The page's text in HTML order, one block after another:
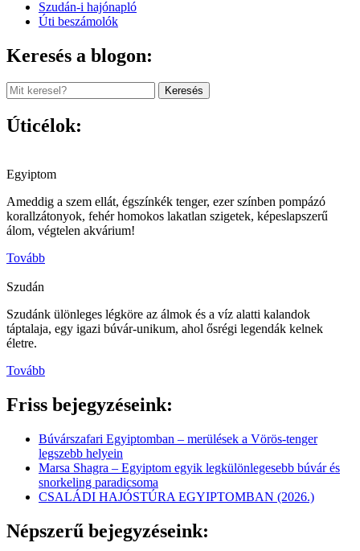
Szudán-i hajónapló
Úti beszámolók
Keresés a blogon:
Keresés
Úticélok:
Egyiptom
Ameddig a szem ellát, égszínkék tenger, ezer színben pompázó
korallzátonyok, fehér homokos lakatlan szigetek, képeslapszerű
álom, végtelen akvárium!
Tovább
Szudán
Szudánk ülönleges légköre az álmok és a víz alatti kalandok
táptalaja, egy igazi búvár-unikum, ahol ősrégi legendák kelnek
életre.
Tovább
Friss bejegyzéseink:
Búvárszafari Egyiptomban – merülések a Vörös-tenger
legszebb helyein
Marsa Shagra – Egyiptom egyik legkülönlegesebb búvár és
snorkeling paradicsoma
CSALÁDI HAJÓSTÚRA EGYIPTOMBAN (2026.)
Népszerű bejegyzéseink: